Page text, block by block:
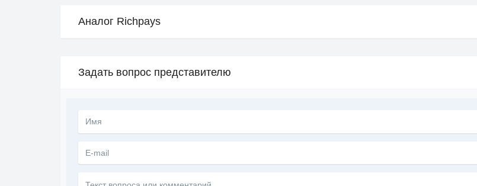
Аналог Richpays
Задать вопрос представителю